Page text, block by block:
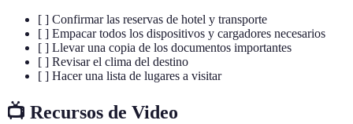
[ ] Confirmar las reservas de hotel y transporte
[ ] Empacar todos los dispositivos y cargadores necesarios
[ ] Llevar una copia de los documentos importantes
[ ] Revisar el clima del destino
[ ] Hacer una lista de lugares a visitar
📺 Recursos de Video